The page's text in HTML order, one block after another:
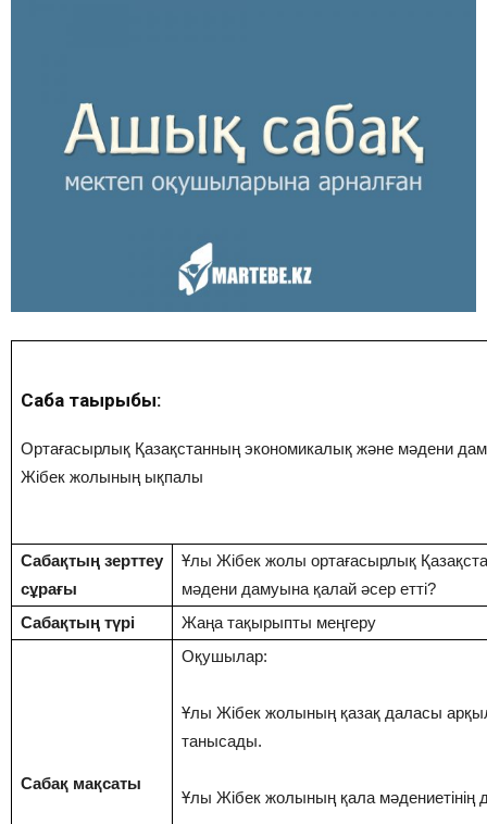
Сабақ тақырыбы:
Ортағасырлық Қазақстанның экономикалық және мәдени
Жібек жолының ықпалы
Сабақтың зерттеу
сұрағы
Ұлы Жібек жолы ортағасырлық
мәдени дамуына қалай әсер етті?
Сабақтың түрі
Жаңа тақырыпты меңгеру
Сабақ мақсаты
Оқушылар:
Ұлы Жібек жолының қазақ даласы
танысады.
Ұлы Жібек жолының қала мәдениетінің